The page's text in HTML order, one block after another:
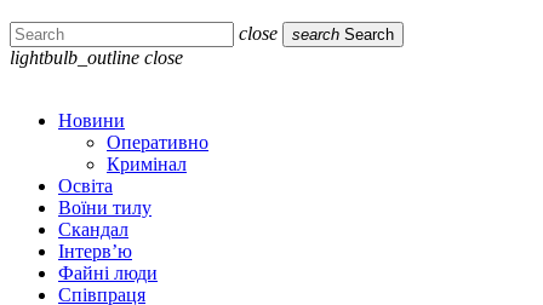
close search Search
lightbulb_outline close
Новини
Оперативно
Кримінал
Освіта
Воїни тилу
Скандал
Інтерв’ю
Файні люди
Співпраця